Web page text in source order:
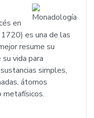
en
es una de las
resume su
vida para
simples,
átomos
metafísicos.